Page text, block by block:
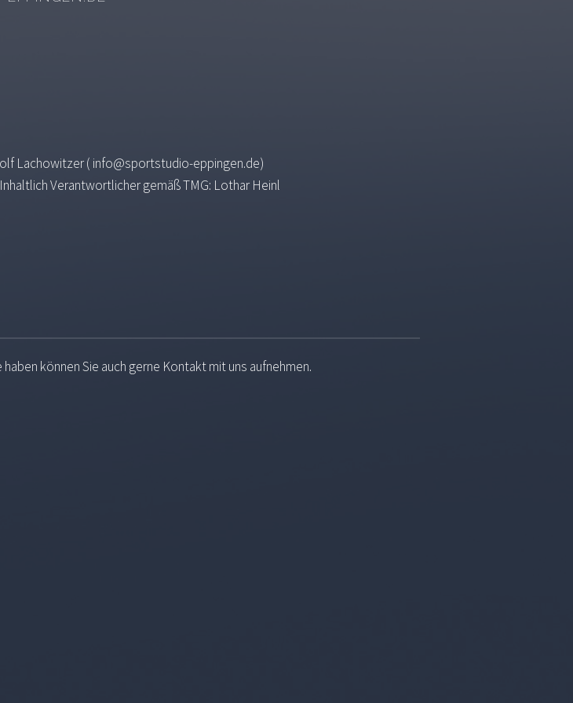
Lachowitzer ( info@sportstudio-eppingen.de)
Verantwortlicher gemäß TMG: Lothar Heinl
können Sie auch gerne Kontakt mit uns aufnehmen.